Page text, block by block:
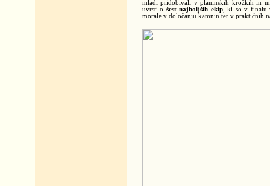
mladi pridobivali v planinskih krožkih in
uvrstilo šest najboljših ekip, ki so v finalu
morale v določanju kamnin ter v praktičnih